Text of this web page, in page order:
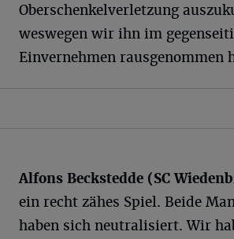
Oberschenkelverletzung
weswegen wir ihn im
Einvernehmen rausgenommen
Alfons Beckstedde (SC
ein recht zähes Spiel. Beide
haben sich neutralisiert. Wir